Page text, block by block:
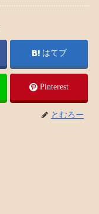
はてブ
Pinterest
とむろー